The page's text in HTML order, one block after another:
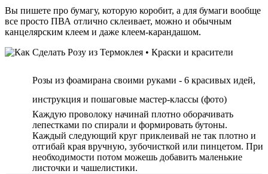
Вы пишете про бумагу, которую коробит, а для бумаги вообще
все просто ПВА отлично склеивает, можно и обычным
канцелярским клеем и даже клеем-карандашом.
Розы из фоамирана своими руками - 6 красивых идей,
инструкция и пошаговые мастер-классы (фото)
Каждую проволоку начинай плотно оборачивать
лепестками по спирали и формировать бутоны.
Каждый следующий круг приклеивай не так плотно и
отгибай края вручную, зубочисткой или пинцетом. При
необходимости потом можешь добавить маленькие
листочки и чашелистики.